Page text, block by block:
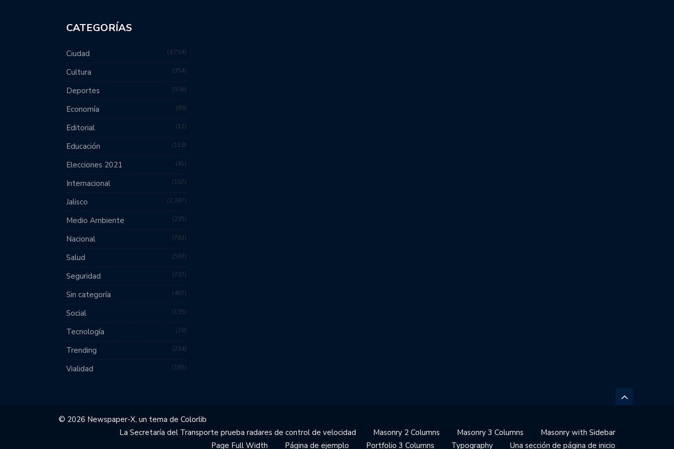
CATEGORÍAS
Ciudad 4,734
Cultura 354
Deportes 506
Economía 89
Editorial 12
Educación 119
Elecciones 2021 41
Internacional 107
Jalisco 2,387
Medio Ambiente 235
Nacional 763
Salud 583
Seguridad 737
Sin categoría 467
Social 135
Tecnología 28
Trending 234
Vialidad 165
© 2026 Newspaper-X, un tema de Colorlib
La Secretaría del Transporte prueba radares de control de velocidad
Masonry 2 Columns Masonry 3 Columns
Masonry with Sidebar
Page Full Width
Página de ejemplo Portfolio 3 Columns Typography Una sección de página de inicio